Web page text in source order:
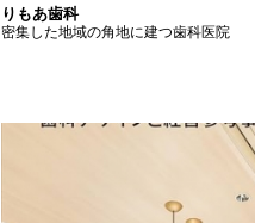
りもあ歯科
密集した地域の角地に建つ歯科医院